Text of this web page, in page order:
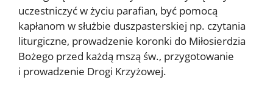
uczestniczyć w życiu parafian, być pomocą
kapłanom w służbie duszpasterskiej np. czytania
liturgiczne, prowadzenie koronki do Miłosierdzia
Bożego przed każdą mszą św., przygotowanie
i prowadzenie Drogi Krzyżowej.